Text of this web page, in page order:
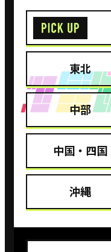
東北
中部
中国・四国
沖縄